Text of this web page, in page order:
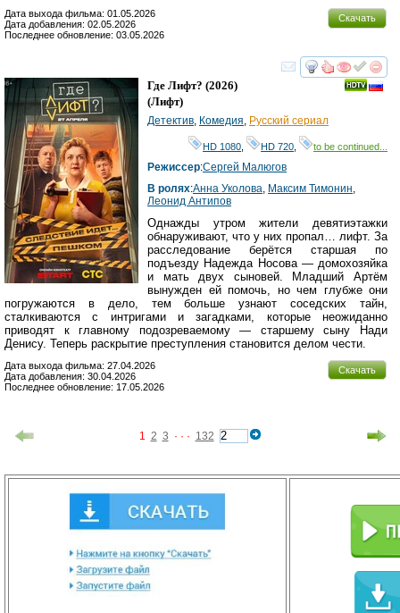
Скачать
Дата выхода фильма: 01.05.2026
Дата добавления: 02.05.2026
Последнее обновление: 03.05.2026
смотреть
Где Лифт? (2026)
(Лифт)
Детектив, Комедия, Русский сериал
HD 1080 HD 720 to be continued...
Режиссер:Сергей Малюгов
В ролях:Анна Уколова, Максим Тимонин,
Леонид Антипов
Однажды утром жители девятиэтажки
обнаруживают, что у них пропал… лифт. За
расследование берётся старшая по
подъезду Надежда Носова — домохозяйка
и мать двух сыновей. Младший Артём
вынужден ей помочь, но чем глубже они
погружаются в дело, тем больше узнают соседских тайн,
сталкиваются с интригами и загадками, которые неожиданно
приводят к главному подозреваемому — старшему сыну Нади
Денису. Теперь раскрытие преступления становится делом чести.
Скачать
Дата выхода фильма: 27.04.2026
Дата добавления: 30.04.2026
Последнее обновление: 17.05.2026
1 2 3 · · · 132